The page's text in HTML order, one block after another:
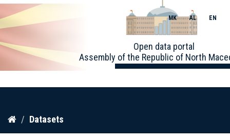
Skip
content
Open data portal
Assembly of the Republic of North
MK AL EN
Datasets